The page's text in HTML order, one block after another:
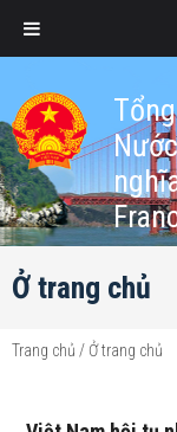
Ở trang chủ
Trang chủ / Ở trang chủ